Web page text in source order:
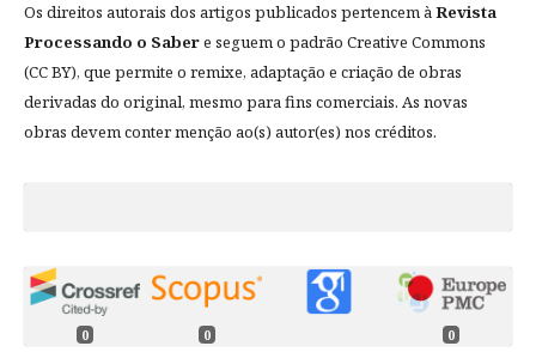
Os direitos autorais dos artigos publicados pertencem àRevista
Processando o Sabere seguem o padrão Creative Commons
(CC BY), que permite o remixe, adaptação e criação de obras
derivadas do original, mesmo para fins comerciais. As novas
obras devem conter menção ao(s) autor(es) nos créditos.
0 0 0